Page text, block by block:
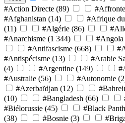
#Action Directe (89)
#Afghanistan (14) #Afrique
(11)
#Algérie (86)
#Anarchisme (1 344) #Angola
#Antifascisme (668)
#Antispécisme (13) #Arabie
(4)
#Argentine (149)
#Australie (56) #Autonomie
#Azerbaïdjan (12)
(10)
#Bangladesh (66)
#Biélorussie (45) #Black
(38)
#Bosnie (3)